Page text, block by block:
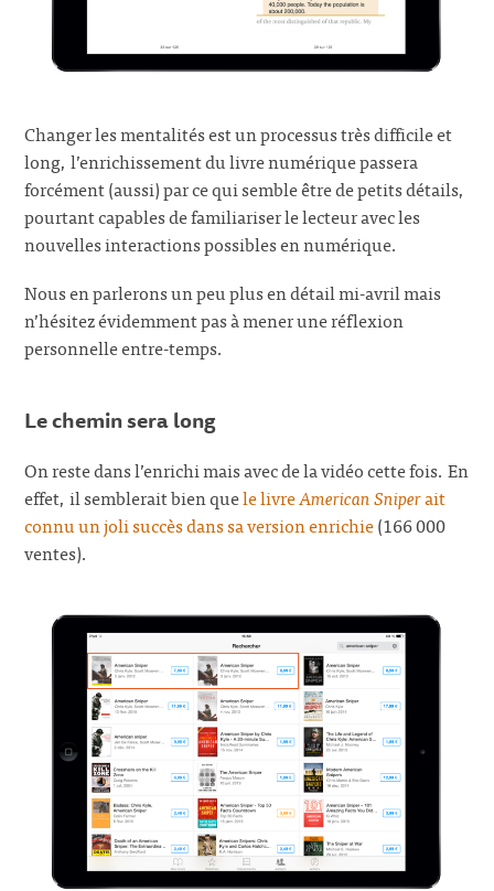
Changer les mentalités est un processus très difficile et
long, l’enrichissement du livre numérique passera
forcément (aussi) par ce qui semble être de petits détails,
pourtant capables de familiariser le lecteur avec les
nouvelles interactions possibles en numérique.
Nous en parlerons un peu plus en détail mi-avril mais
n’hésitez évidemment pas à mener une réflexion
personnelle entre-temps.
Le chemin sera long
On reste dans l’enrichi mais avec de la vidéo cette fois. En
effet, il semblerait bien quele livreAmerican Sniperait
connu un joli succès dans sa version enrichie(166 000
ventes).